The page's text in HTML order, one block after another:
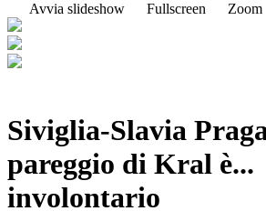
Avvia slideshow
Fullscreen Zoom
Siviglia-Slavia
pareggio di Kral è...
involontario